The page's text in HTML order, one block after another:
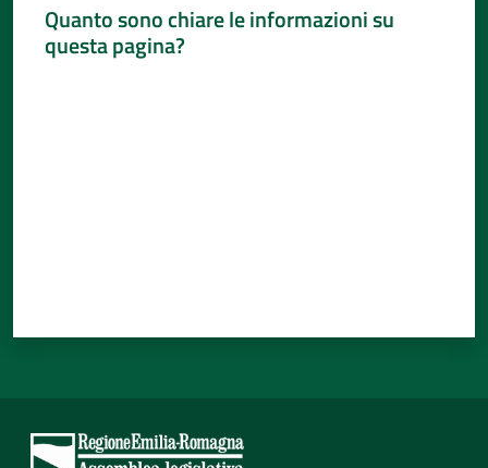
Quanto sono chiare le informazioni su
questa pagina?